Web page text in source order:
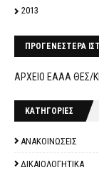
2013
ΠΡΟΓΕΝΕΣΤΕΡΑ
ΑΡΧΕΙΟ ΕΑΑΑ ΘΕΣ/
ΚΑΤΗΓΟΡΙΕΣ
ΑΝΑΚΟΙΝΩΣΕΙΣ
ΔΙΚΑΙΟΛΟΓΗΤΙΚΑ